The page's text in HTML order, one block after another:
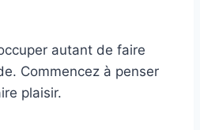
autant de faire
Commencez à penser
plaisir.